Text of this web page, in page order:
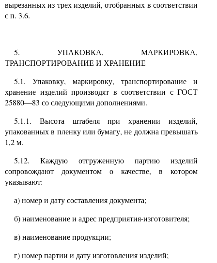
вырезанных из трех изделий, отобранных в соответствии
с п. 3.6.
5. УПАКОВКА, МАРКИРОВКА,
ТРАНСПОРТИРОВАНИЕ И ХРАНЕНИЕ
5.1. Упаковку, маркировку, транспортирование и
хранение изделий производят в соответствии с ГОСТ
25880—83 со следующими дополнениями.
5.1.1. Высота штабеля при хранении изделий,
упакованных в пленку или бумагу, не должна превышать
1,2м.
5.12. Каждую отгруженную партию изделий
сопровождают документом о качестве, в котором
указывают:
а) номер и дату составления документа;
б) наименование и адрес предприятия-изготовителя;
в) наименование продукции;
г) номер партии и дату изготовления изделий;